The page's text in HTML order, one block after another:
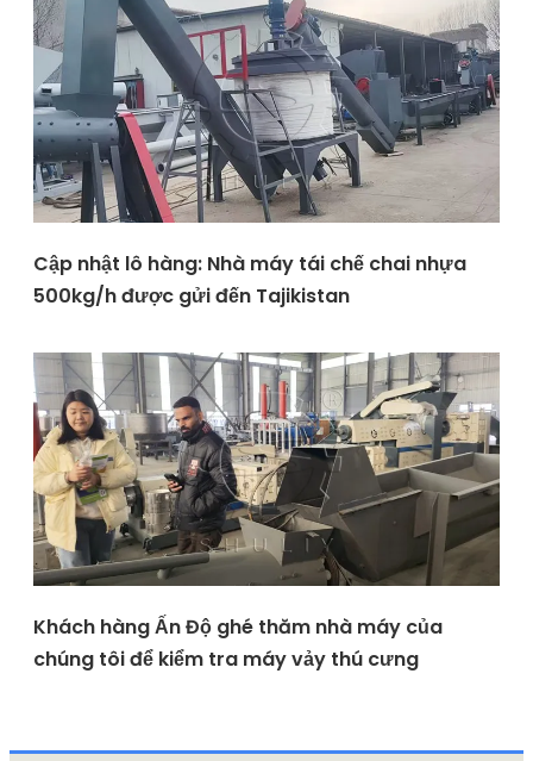
Cập nhật lô hàng: Nhà máy tái chế chai nhựa
500kg/h được gửi đến Tajikistan
Khách hàng Ấn Độ ghé thăm nhà máy của
chúng tôi để kiểm tra máy vảy thú cưng